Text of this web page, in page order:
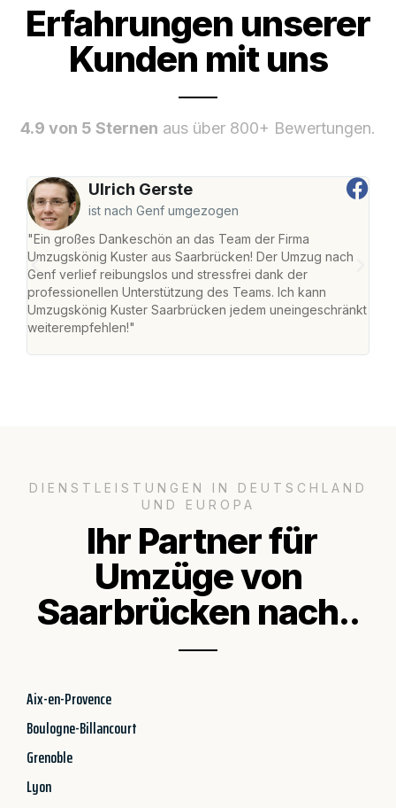
Erfahrungen unserer
Kunden mit uns
4.9 von 5 Sternen aus über 800+ Bewertungen.
Ulrich Gerste
ist nach Genf umgezogen
"Ein großes Dankeschön an das Team der Firma
Umzugskönig Kuster aus Saarbrücken! Der Umzug nach
Genf verlief reibungslos und stressfrei dank der
professionellen Unterstützung des Teams. Ich kann
Umzugskönig Kuster Saarbrücken jedem uneingeschränkt
weiterempfehlen!"
DIENSTLEISTUNGEN IN DEUTSCHLAND
UND EUROPA
Ihr Partner für
Umzüge von
Saarbrücken nach..
Aix-en-Provence
Boulogne-Billancourt
Grenoble
Lyon